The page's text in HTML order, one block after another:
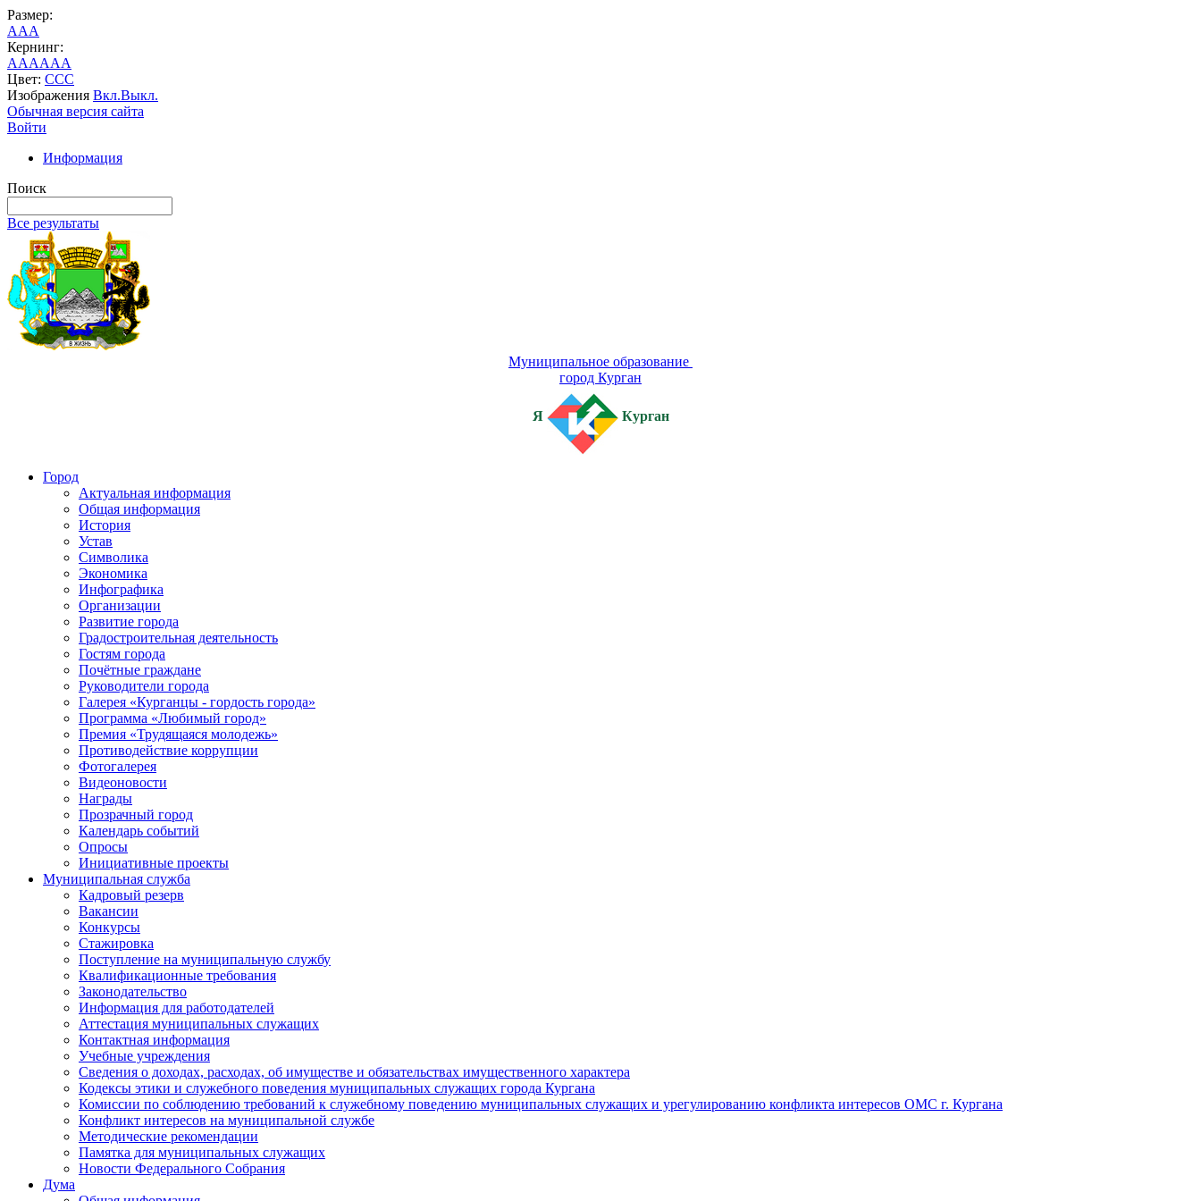
Размер:
AAA
Кернинг:
AAAAAA
Цвет: CCC
Изображения Вкл.Выкл.
Обычная версия сайта
Войти
Информация
Поиск
Все результаты
Муниципальное образование
город Курган
Я Курган
Город
Актуальная информация
Общая информация
История
Устав
Символика
Экономика
Инфографика
Организации
Развитие города
Градостроительная деятельность
Гостям города
Почётные граждане
Руководители города
Галерея «Курганцы - гордость города»
Программа «Любимый город»
Премия «Трудящаяся молодежь»
Противодействие коррупции
Фотогалерея
Видеоновости
Награды
Прозрачный город
Календарь событий
Опросы
Инициативные проекты
Муниципальная служба
Кадровый резерв
Вакансии
Конкурсы
Стажировка
Поступление на муниципальную службу
Квалификационные требования
Законодательство
Информация для работодателей
Аттестация муниципальных служащих
Контактная информация
Учебные учреждения
Сведения о доходах, расходах, об имуществе и обязательствах имущественного характера
Кодексы этики и служебного поведения муниципальных служащих города Кургана
Комиссии по соблюдению требований к служебному поведению муниципальных служащих и урегулированию конфликта интересов ОМС г. Кургана
Конфликт интересов на муниципальной службе
Методические рекомендации
Памятка для муниципальных служащих
Новости Федерального Cобрания
Дума